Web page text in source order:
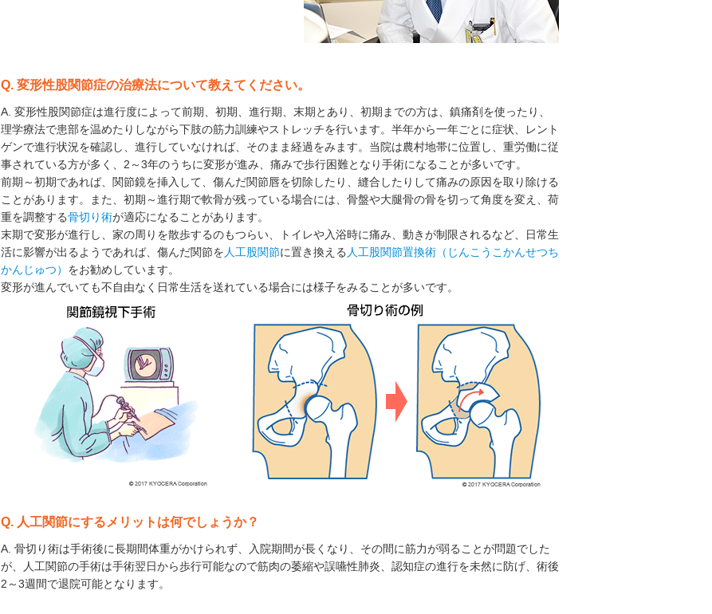
Q. 変形性股関節症の治療法について教えてください。
A. 変形性股関節症は進行度によって前期、初期、進行期、末期とあり、初期までの方は、鎮痛剤を使ったり、
理学療法で患部を温めたりしながら下肢の筋力訓練やストレッチを行います。半年から一年ごとに症状、レント
ゲンで進行状況を確認し、進行していなければ、そのまま経過をみます。当院は農村地帯に位置し、重労働に従
事されている方が多く、2～3年のうちに変形が進み、痛みで歩行困難となり手術になることが多いです。
前期～初期であれば、関節鏡を挿入して、傷んだ関節唇を切除したり、縫合したりして痛みの原因を取り除ける
ことがあります。また、初期～進行期で軟骨が残っている場合には、骨盤や大腿骨の骨を切って角度を変え、荷
重を調整する骨切り術が適応になることがあります。
末期で変形が進行し、家の周りを散歩するのもつらい、トイレや入浴時に痛み、動きが制限されるなど、日常生
活に影響が出るようであれば、傷んだ関節を 人工股関節に置き換える 人工股関節置換術（じんこうこかんせつち
かんじゅつ） をお勧めしています。
変形が進んでいても不自由なく日常生活を送れている場合には様子をみることが多いです。
Q. 人工関節にするメリットは何でしょうか？
A. 骨切り術は手術後に長期間体重がかけられず、入院期間が長くなり、その間に筋力が弱ることが問題でした
が、人工関節の手術は手術翌日から歩行可能なので筋肉の萎縮や誤嚥性肺炎、認知症の進行を未然に防げ、術後
2～3週間で退院可能となります。